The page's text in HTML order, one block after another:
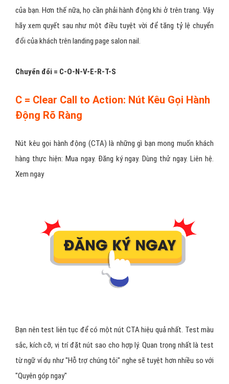
của bạn. Hơn thế nữa, họ cần phải hành động khi ở trên trang. Vậy
hãy xem quyết sau như một điều tuyệt vời để tăng tỷ lệ chuyển
đổi của khách trên landing page salon nail.
Chuyển đổi = C-O-N-V-E-R-T-S
C = Clear Call to Action: Nút Kêu Gọi Hành
Động Rõ Ràng
Nút kêu gọi hành động (CTA) là những gì bạn mong muốn khách
hàng thực hiện: Mua ngay. Đăng ký ngay. Dùng thử ngay. Liên hệ.
Xem ngay
Bạn nên test liên tục để có một nút CTA hiệu quả nhất. Test màu
sắc, kích cỡ, vị trí đặt nút sao cho hợp lý. Quan trọng nhất là test
từ ngữ ví dụ như "Hỗ trợ chúng tôi" nghe sẽ tuyệt hơn nhiều so với
"Quyên góp ngay"